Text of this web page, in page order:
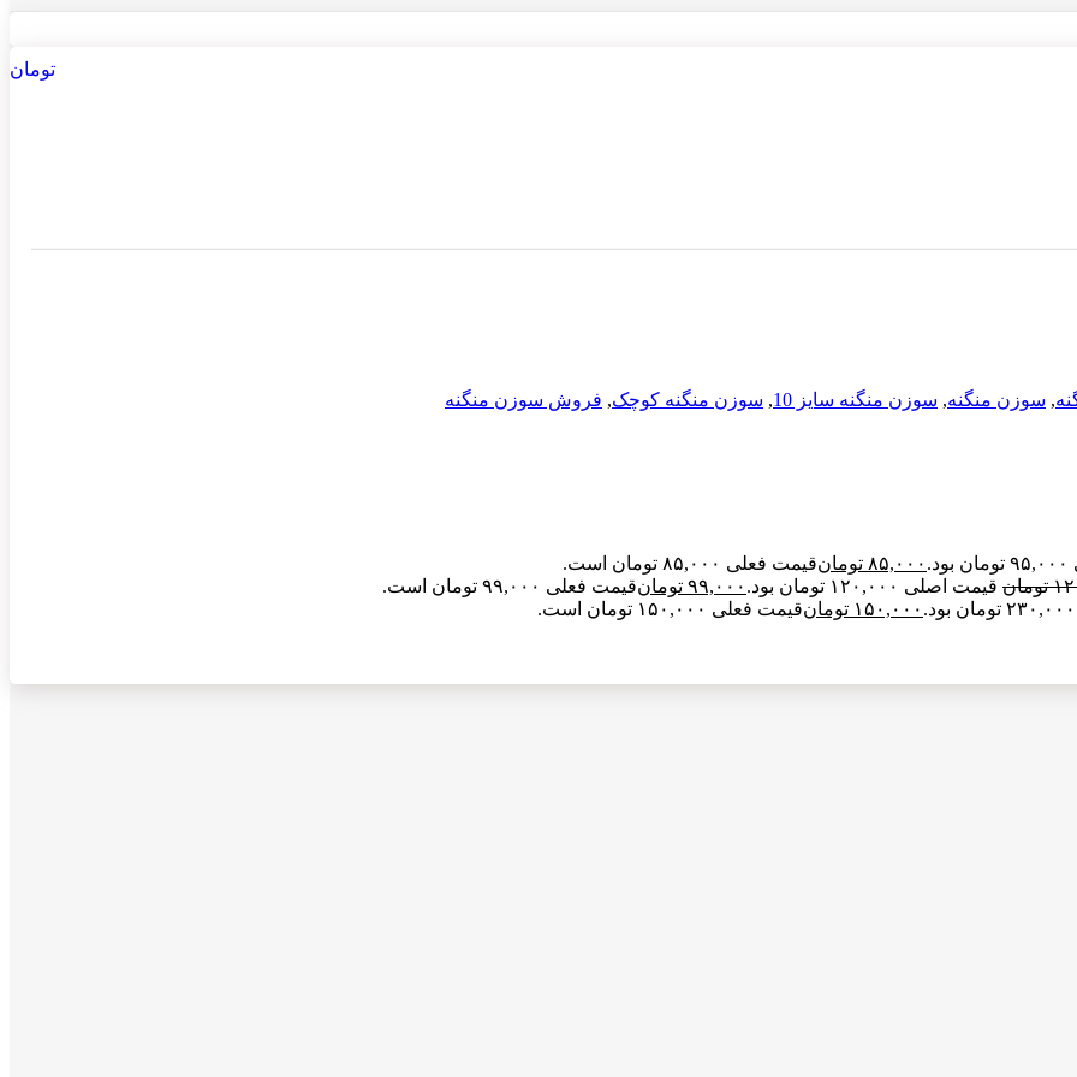
تومان
, سوزن منگنه, سوزن منگنه سایز 10 , سوزن منگنه کوچک, فروش سوزن منگنه
۸۵,۰۰۰ تومانقیمت فعلی ۸۵,۰۰۰ تومان است.
تومان قیمت اصلی ۱۲۰,۰۰۰ تومان بود. ۹۹,۰۰۰ تومانقیمت فعلی ۹۹,۰۰۰ تومان است.
۱۵۰,۰۰۰ تومانقیمت فعلی ۱۵۰,۰۰۰ تومان است.